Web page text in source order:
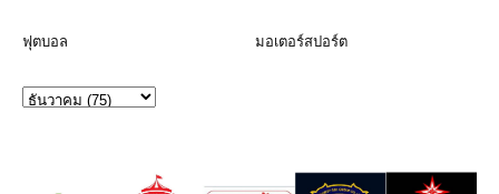
ฟุตบอล มอเตอร์สปอร์ต